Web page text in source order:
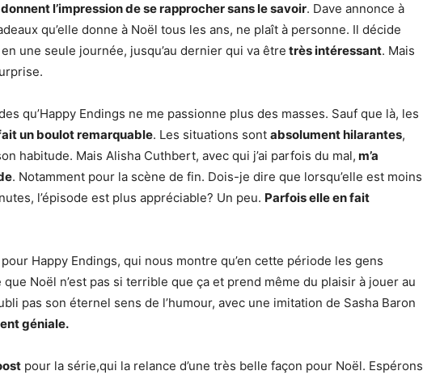
l’impression de se rapprocher sans le savoir. Dave annonce à
qu’elle donne à Noël tous les ans, ne plaît à personne. Il décide
une seule journée, jusqu’au dernier qui va être très intéressant. Mais
qu’Happy Endings ne me passionne plus des masses. Sauf que là, les
un boulot remarquable. Les situations sont absolument hilarantes,
habitude. Mais Alisha Cuthbert, avec qui j’ai parfois du mal, m’a
. Notamment pour la scène de fin. Dois-je dire que lorsqu’elle est moins
l’épisode est plus appréciable? Un peu. Parfois elle en fait
pour Happy Endings, qui nous montre qu’en cette période les gens
Noël n’est pas si terrible que ça et prend même du plaisir à jouer au
pas son éternel sens de l’humour, avec une imitation de Sasha Baron
géniale.
pour la série,qui la relance d’une très belle façon pour Noël. Espérons